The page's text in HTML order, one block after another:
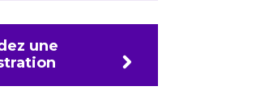
une